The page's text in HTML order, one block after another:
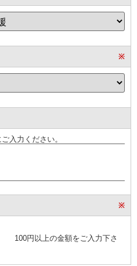
※
入力ください。
※
100円以上の金額をご入力下さ